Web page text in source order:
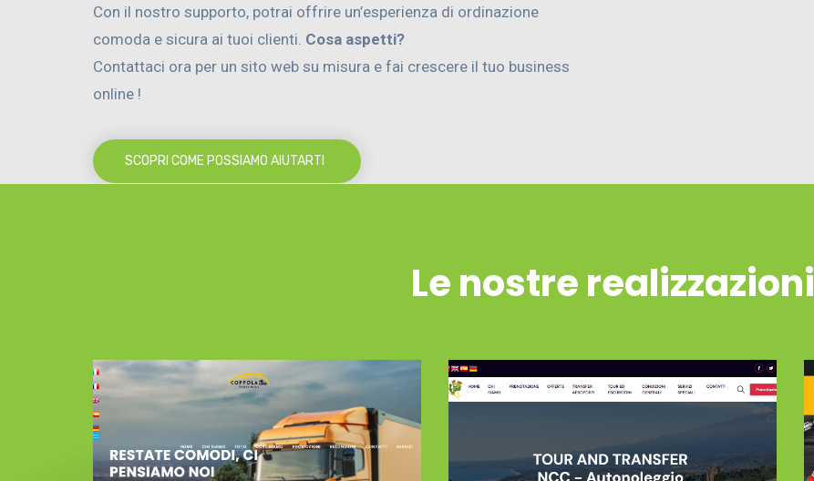
Con il nostro supporto, potrai offrire un’esperienza di ordinazione
comoda e sicura ai tuoi clienti. Cosa aspetti?
Contattaci ora per un sito web su misura e fai crescere il tuo business
online !
SCOPRI COME POSSIAMO AIUTARTI
Le nostre realizzazioni